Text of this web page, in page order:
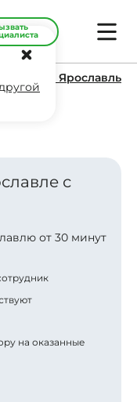
г. Ярославль
с
от 30 минут
на оказанные